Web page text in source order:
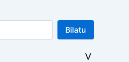
Bilatu